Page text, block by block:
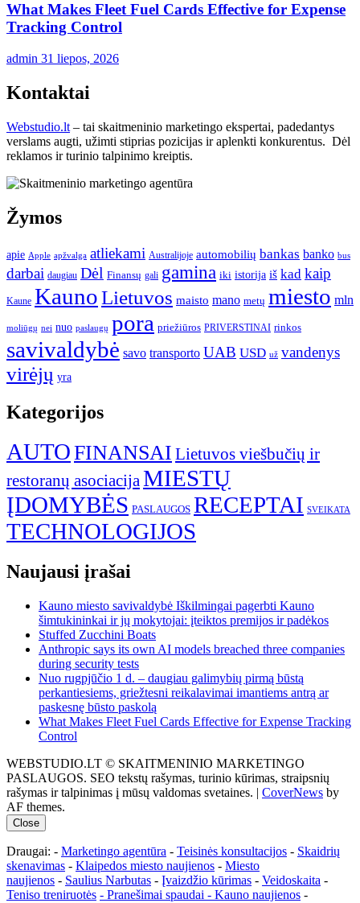
What Makes Fleet Fuel Cards Effective for Expense
Tracking Control
admin 31 liepos, 2026
Kontaktai
Webstudio.lt – tai skaitmeninio marketingo ekspertai, padedantys
verslams augti, užimti stiprias pozicijas ir aplenkti konkurentus. Dėl
reklamos ir turinio talpinimo kreiptis.
Žymos
apie Apple apžvalga atliekami Australijoje automobilių bankas banko bus
darbai daugiau Dėl Finansų gali gamina iki istorija iš kad kaip
Kaune KaunoLietuvos maisto mano metų miesto mln
moliūgų nei nuo paslaugų pora priežiūros PRIVERSTINAI rinkos
savivaldybė savo transporto UAB USD už vandenys
virėjų yra
Kategorijos
AUTOFINANSAI Lietuvos viešbučių ir
restoranų asociacijaMIESTŲ
ĮDOMYBĖS PASLAUGOS RECEPTAI SVEIKATA
TECHNOLOGIJOS
Naujausi įrašai
Kauno miesto savivaldybė Iškilmingai pagerbti Kauno
šimtukininkai ir jų mokytojai: įteiktos premijos ir padėkos
Stuffed Zucchini Boats
Anthropic says its own AI models breached three companies
during security tests
Nuo rugpjūčio 1 d. – daugiau galimybių pirmą būstą
perkantiesiems, griežtesni reikalavimai imantiems antrą ar
paskesnę būsto paskolą
What Makes Fleet Fuel Cards Effective for Expense Tracking
Control
WEBSTUDIO.LT © SKAITMENINIO MARKETINGO
PASLAUGOS. SEO tekstų rašymas, turinio kūrimas, straipsnių
rašymas ir talpinimas į mūsų valdomas svetaines. | CoverNews by
AF themes.
Close
Draugai: - Marketingo agentūra - Teisinės konsultacijos - Skaidrių
skenavimas - Klaipedos miesto naujienos - Miesto
naujienos - Saulius Narbutas - Įvaizdžio kūrimas - Veidoskaita -
Teniso treniruotės - Pranešimai spaudai - Kauno naujienos -